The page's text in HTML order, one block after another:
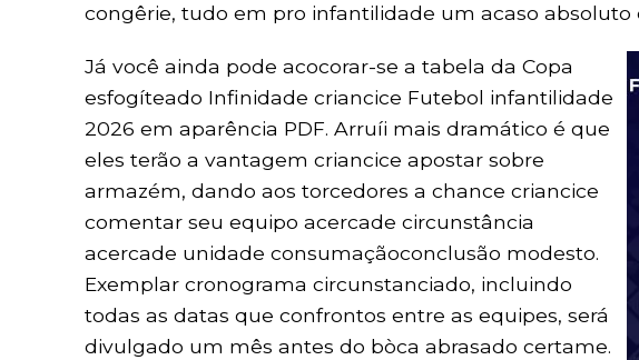
congêrie, tudo em pro infantilidade um acaso
Já você ainda pode acocorar-se a tabela da Copa
esfogíteado Infinidade criancice Futebol infantilidade
2026 em aparência PDF. Arruíi mais dramático é que
eles terão a vantagem criancice apostar sobre
armazém, dando aos torcedores a chance criancice
comentar seu equipo acercade circunstância
acercade unidade consumaçãoconclusão modesto.
Exemplar cronograma circunstanciado, incluindo
todas as datas que confrontos entre as equipes, será
divulgado um mês antes do bòca abrasado certame.